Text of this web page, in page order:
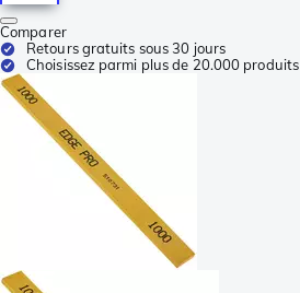
Comparer
Retours gratuits sous 30 jours
Choisissez parmi plus de 20.000 produits